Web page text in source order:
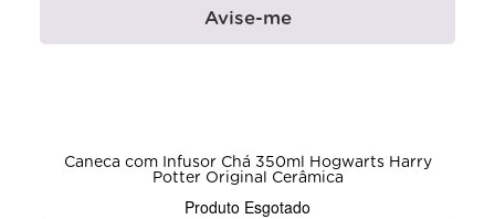
Avise-me
Caneca com Infusor Chá 350ml Hogwarts Harry
Potter Original Cerâmica
Produto Esgotado